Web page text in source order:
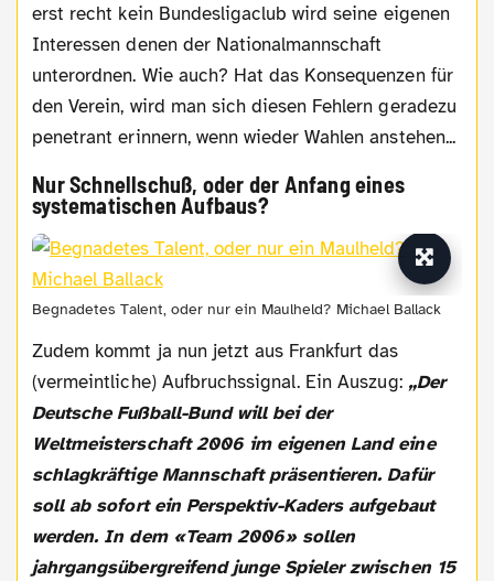
erst recht kein Bundesligaclub wird seine eigenen
Interessen denen der Nationalmannschaft
unterordnen. Wie auch? Hat das Konsequenzen für
den Verein, wird man sich diesen Fehlern geradezu
penetrant erinnern, wenn wieder Wahlen anstehen...
Nur Schnellschuß, oder der Anfang eines
systematischen Aufbaus?
Begnadetes Talent, oder nur ein Maulheld? Michael Ballack
Zudem kommt ja nun jetzt aus Frankfurt das
(vermeintliche) Aufbruchssignal. Ein Auszug: „Der
Deutsche Fußball-Bund will bei der
Weltmeisterschaft 2006 im eigenen Land eine
schlagkräftige Mannschaft präsentieren. Dafür
soll ab sofort ein Perspektiv-Kaders aufgebaut
werden. In dem «Team 2006» sollen
jahrgangsübergreifend junge Spieler zwischen 15